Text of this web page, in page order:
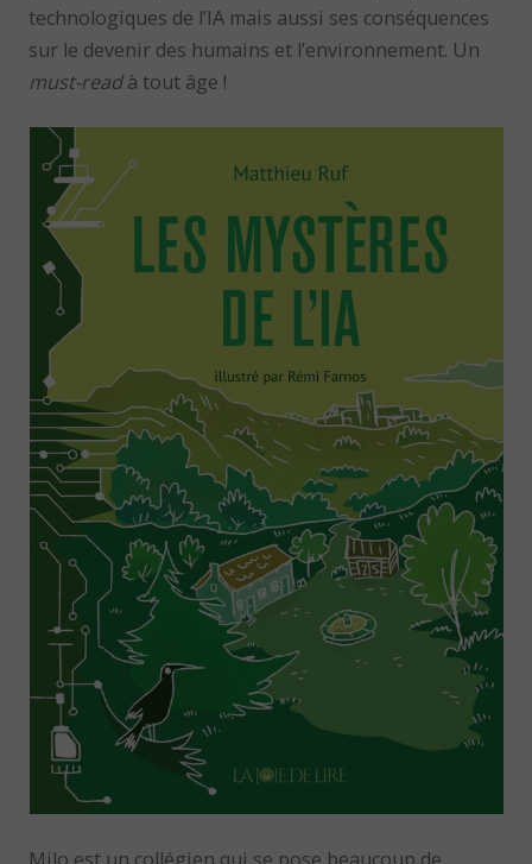
technologiques de l’IA mais aussi ses conséquences
sur le devenir des humains et l’environnement. Un
must-readà tout âge !